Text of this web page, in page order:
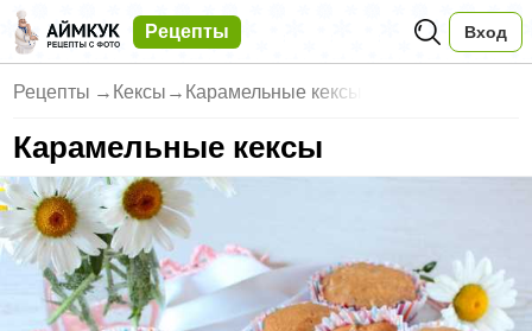
Рецепты Вход
Рецепты → Кексы → Карамельные кексы
Карамельные кексы